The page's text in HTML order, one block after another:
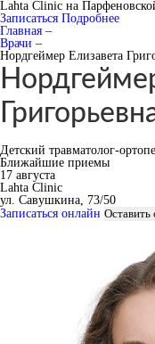
Lahta Clinic на
Записаться Подробнее
Главная –
Врачи –
Нордгеймер Елизавета
Детский травматолог-
Ближайшие приемы
17 августа
Lahta Clinic
ул. Савушкина, 73/50
Записаться онлайн Оставить